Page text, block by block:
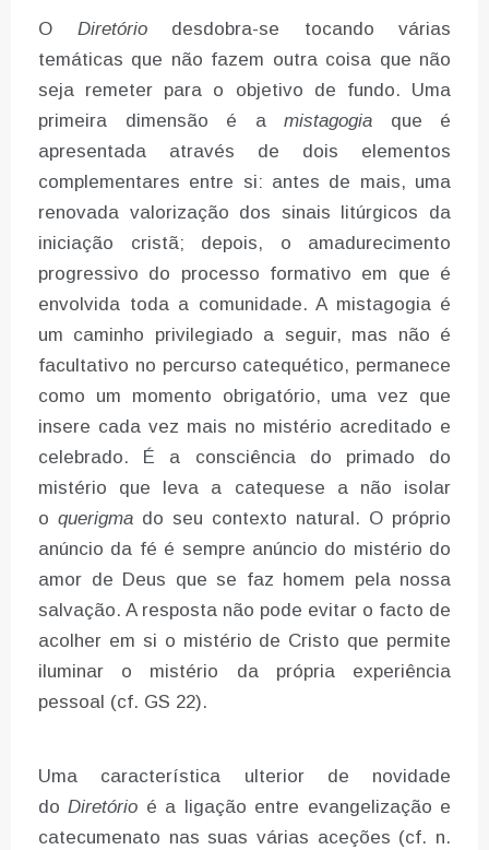
O Diretóriodesdobra-se tocando várias
temáticas que não fazem outra coisa que não
seja remeter para o objetivo de fundo. Uma
primeira dimensão é a mistagogia que é
apresentada através de dois elementos
complementares entre si: antes de mais, uma
renovada valorização dos sinais litúrgicos da
iniciação cristã; depois, o amadurecimento
progressivo do processo formativo em que é
envolvida toda a comunidade. A mistagogia é
um caminho privilegiado a seguir, mas não é
facultativo no percurso catequético, permanece
como um momento obrigatório, uma vez que
insere cada vez mais no mistério acreditado e
celebrado. É a consciência do primado do
mistério que leva a catequese a não isolar
o querigma do seu contexto natural. O próprio
anúncio da fé é sempre anúncio do mistério do
amor de Deus que se faz homem pela nossa
salvação. A resposta não pode evitar o facto de
acolher em si o mistério de Cristo que permite
iluminar o mistério da própria experiência
pessoal (cf. GS 22).
Uma característica ulterior de novidade
doDiretório é a ligação entre evangelização e
catecumenato nas suas várias aceções (cf. n.